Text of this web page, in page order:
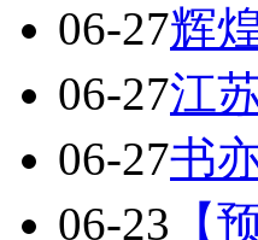
06-27辉
06-27江
06-27书
06-23 【